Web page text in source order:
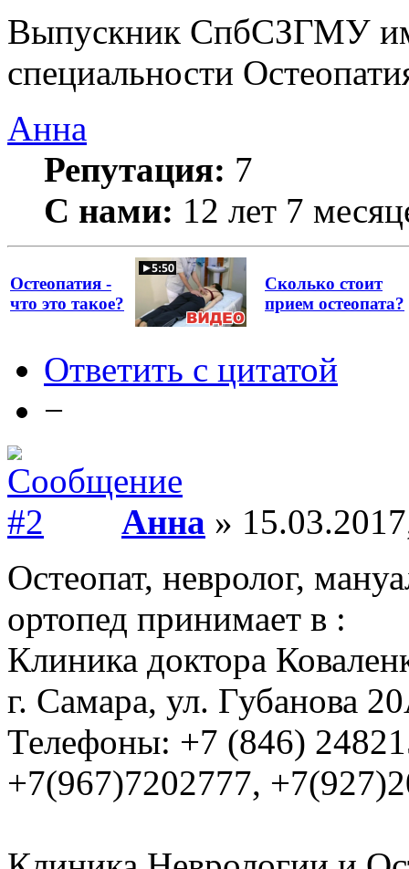
Выпускник СпбСЗГМУ
специальности
Анна
Репутация: 7
С нами: 12 лет 7
Остеопатия -
что это такое?
Сколько стоит
прием остеопата?
Ответить с цитатой
−
Анна »
Остеопат, невролог,
ортопед принимает в :
Клиника доктора
г. Самара, ул. Губанова
Телефоны: +7 (846)
+7(967)7202777,